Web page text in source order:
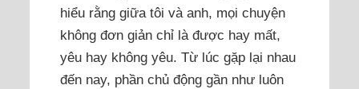
hiểu rằng giữa tôi và anh, mọi chuyện
không đơn giản chỉ là được hay mất,
yêu hay không yêu. Từ lúc gặp lại nhau
đến nay, phần chủ động gần như luôn